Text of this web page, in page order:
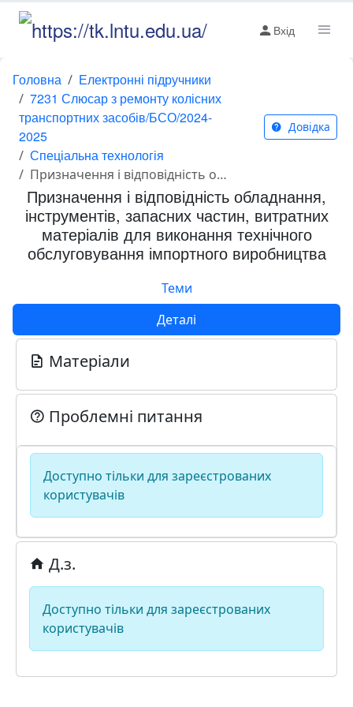
Вхід
Головна
Електронні підручники
7231 Слюсар з ремонту колісних
транспортних засобів/БСО/2024-
2025
Спеціальна технологія
Призначення і відповідність обладнання, інструментів, запасних частин, витратних матеріалів для виконання технічного обслуговування імпортного виробництва
Довідка
Призначення і відповідність обладнання,
інструментів, запасних частин, витратних
матеріалів для виконання технічного
обслуговування імпортного виробництва
Теми
Деталі
Матеріали
Проблемні питання
Доступно тільки для зареєстрованих
користувачів
Д.з.
Доступно тільки для зареєстрованих
користувачів